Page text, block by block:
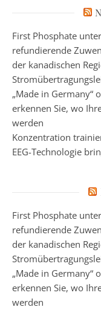
First Phosphate
refundierende
der kanadischen
„Made in Germany“
erkennen Sie, wo
werden
Konzentration
EEG-Technologie
First Phosphate
refundierende
der kanadischen
„Made in Germany“
erkennen Sie, wo
werden